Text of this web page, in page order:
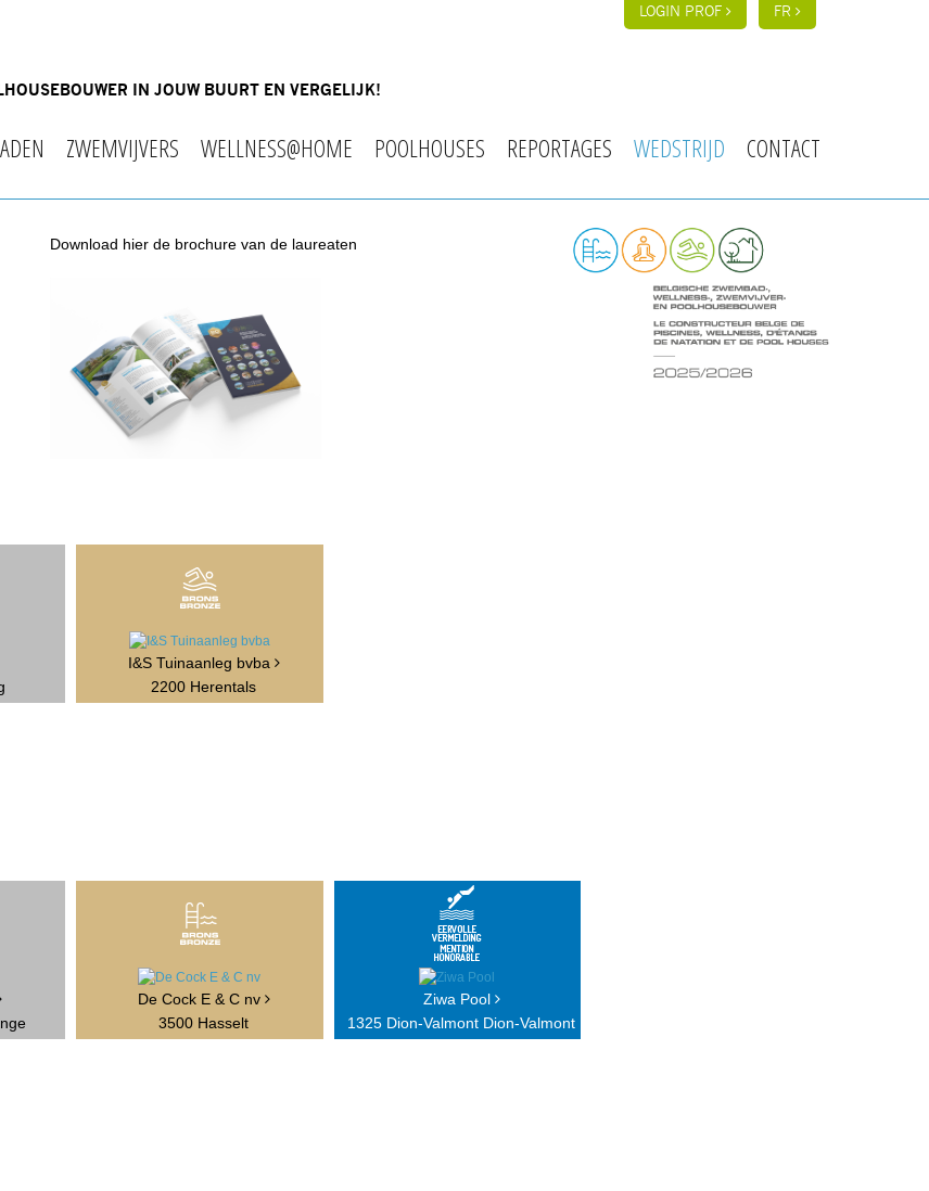
LOGIN PROF FR
IN JOUW BUURT EN VERGELIJK!
ZWEMVIJVERS WELLNESS@HOME POOLHOUSES REPORTAGES WEDSTRIJD CONTACT
Download hier de brochure van de laureaten
I&S Tuinaanleg bvba
2200 Herentals
De Cock E & C nv
3500 Hasselt
Ziwa Pool
1325 Dion-Valmont Dion-Valmont